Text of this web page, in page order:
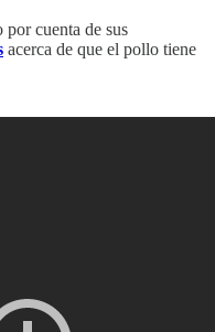
cuenta de sus
acerca de que el pollo tiene